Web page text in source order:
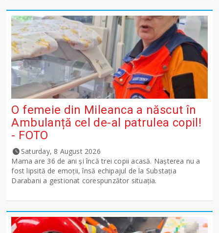
O femeie din Mileanca a născut în
Ambulanță cel de-al patrulea copil!
- FOTO
Saturday, 8 August 2026
Mama are 36 de ani și încă trei copii acasă. Nașterea nu a
fost lipsită de emoții, însă echipajul de la Substația
Darabani a gestionat corespunzător situația.